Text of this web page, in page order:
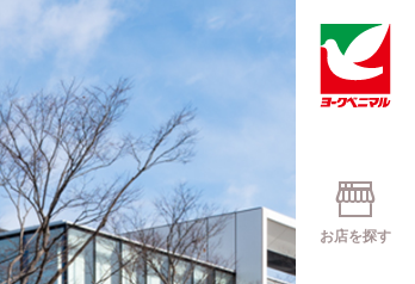
お店を探す